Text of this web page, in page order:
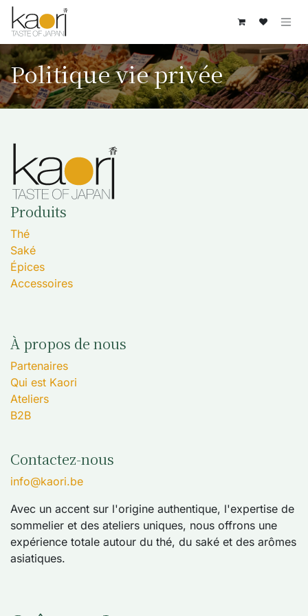
Se rendre au contenu
Politique vie privée
Produits
Thé
Saké
Épices
Accessoires
À propos de nous
Partenaires
Qui est Kaori
Ateliers
B2B
Contactez-nous
info@kaori.be
Avec un accent sur l'origine authentique, l'expertise de
sommelier et des ateliers uniques, nous offrons une
expérience totale autour du thé, du saké et des arômes
asiatiques.